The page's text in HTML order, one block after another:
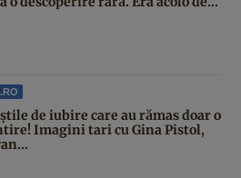
de iubire care au rămas doar o
Imagini tari cu Gina Pistol,